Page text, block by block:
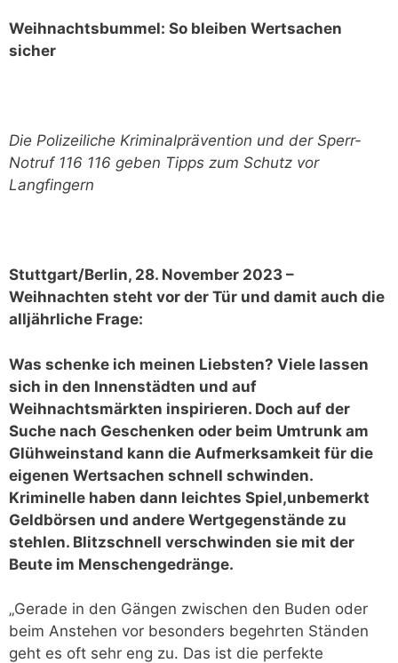
Weihnachtsbummel: So bleiben Wertsachen
sicher
Die Polizeiliche Kriminalprävention und der Sperr-
Notruf 116 116 geben Tipps zum Schutz vor
Langfingern
Stuttgart/Berlin, 28. November 2023 –
Weihnachten steht vor der Tür und damit auch die
alljährliche Frage:
Was schenke ich meinen Liebsten? Viele lassen
sich in den Innenstädten und auf
Weihnachtsmärkten inspirieren. Doch auf der
Suche nach Geschenken oder beim Umtrunk am
Glühweinstand kann die Aufmerksamkeit für die
eigenen Wertsachen schnell schwinden.
Kriminelle haben dann leichtes Spiel,unbemerkt
Geldbörsen und andere Wertgegenstände zu
stehlen. Blitzschnell verschwinden sie mit der
Beute im Menschengedränge.
„Gerade in den Gängen zwischen den Buden oder
beim Anstehen vor besonders begehrten Ständen
geht es oft sehr eng zu. Das ist die perfekte